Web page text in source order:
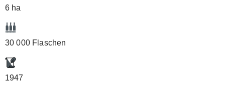
6 ha
30 000 Flaschen
1947